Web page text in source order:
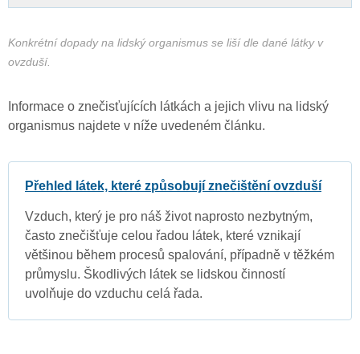
Konkrétní dopady na lidský organismus se liší dle dané látky v
ovzduší.
Informace o znečisťujících látkách a jejich vlivu na lidský
organismus najdete v níže uvedeném článku.
Přehled látek, které způsobují znečištění ovzduší
Vzduch, který je pro náš život naprosto nezbytným,
často znečišťuje celou řadou látek, které vznikají
většinou během procesů spalování, případně v těžkém
průmyslu. Škodlivých látek se lidskou činností
uvolňuje do vzduchu celá řada.